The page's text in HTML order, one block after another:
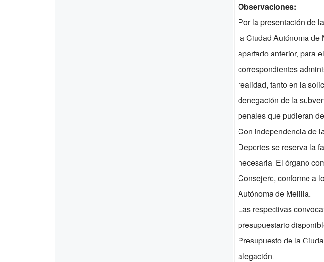
Observaciones:
Por la presentación de
la Ciudad Autónoma de
apartado anterior, para
correspondientes
realidad, tanto en la
denegación de la
penales que pudieran
Con independencia de
Deportes se reserva la
necesaria. El órgano
Consejero, conforme a
Autónoma de Melilla.
Las respectivas
presupuestario
Presupuesto de la
alegación.